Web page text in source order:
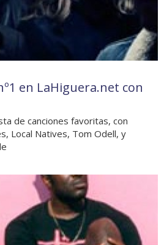
en LaHiguera.net con
de canciones favoritas, con
Local Natives, Tom Odell, y